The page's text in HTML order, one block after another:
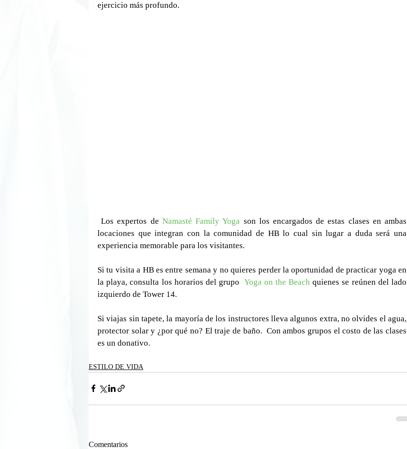
ejercicio más profundo.
Los expertos de Namasté Family Yoga son los encargados de estas clases en ambas
locaciones que integran con la comunidad de HB lo cual sin lugar a duda será una
experiencia memorable para los visitantes.
Si tu visita a HB es entre semana y no quieres perder la oportunidad de practicar yoga en
la playa, consulta los horarios del grupo Yoga on the Beach quienes se reúnen del lado
izquierdo de Tower 14.
Si viajas sin tapete, la mayoría de los instructores lleva algunos extra, no olvides el agua,
protector solar y ¿por qué no? El traje de baño.  Con ambos grupos el costo de las clases
es un donativo.
ESTILO DE VIDA
Comentarios